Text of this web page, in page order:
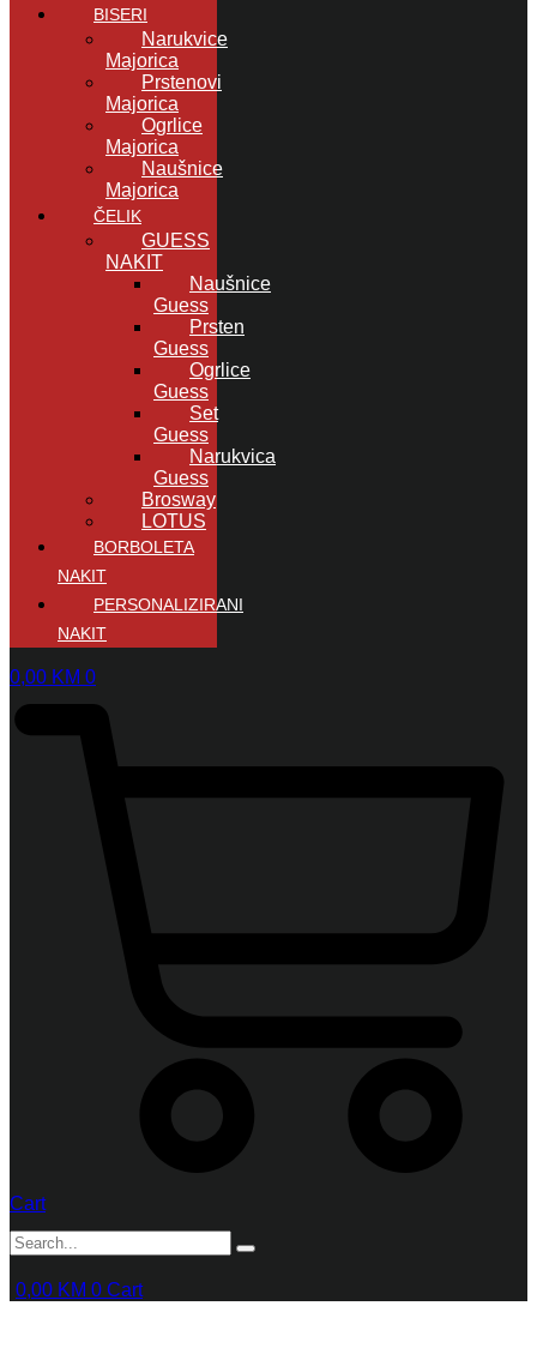
BISERI
Narukvice
Majorica
Prstenovi
Majorica
Ogrlice
Majorica
Naušnice
Majorica
ČELIK
GUESS
NAKIT
Naušnice
Guess
Prsten
Guess
Ogrlice
Guess
Set
Guess
Narukvica
Guess
Brosway
LOTUS
BORBOLETA
NAKIT
PERSONALIZIRANI
NAKIT
0,00 KM 0
Cart
0,00 KM 0 Cart